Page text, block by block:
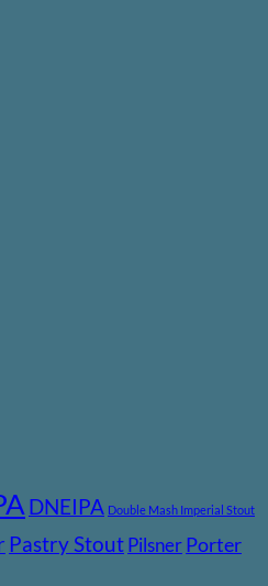
DNEIPA Double Mash Imperial Stout
Pastry StoutPilsnerPorter